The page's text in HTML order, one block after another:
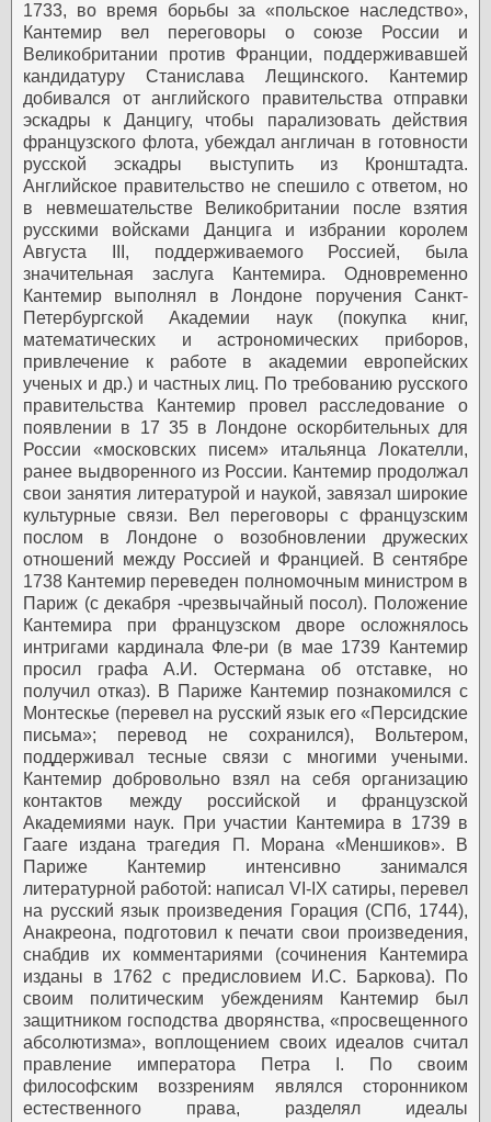
1733, во время борьбы за «польское наследство»,
Кантемир вел переговоры о союзе России и
Великобритании против Франции, поддерживавшей
кандидатуру Станислава Лещинского. Кантемир
добивался от английского правительства отправки
эскадры к Данцигу, чтобы парализовать действия
французского флота, убеждал англичан в готовности
русской эскадры выступить из Кронштадта.
Английское правительство не спешило с ответом, но
в невмешательстве Великобритании после взятия
русскими войсками Данцига и избрании королем
Августа III, поддерживаемого Россией, была
значительная заслуга Кантемира. Одновременно
Кантемир выполнял в Лондоне поручения Санкт-
Петербургской Академии наук (покупка книг,
математических и астрономических приборов,
привлечение к работе в академии европейских
ученых и др.) и частных лиц. По требованию русского
правительства Кантемир провел расследование о
появлении в 17 35 в Лондоне оскорбительных для
России «московских писем» итальянца Локателли,
ранее выдворенного из России. Кантемир продолжал
свои занятия литературой и наукой, завязал широкие
культурные связи. Вел переговоры с французским
послом в Лондоне о возобновлении дружеских
отношений между Россией и Францией. В сентябре
1738 Кантемир переведен полномочным министром в
Париж (с декабря -чрезвычайный посол). Положение
Кантемира при французском дворе осложнялось
интригами кардинала Фле-ри (в мае 1739 Кантемир
просил графа А.И. Остермана об отставке, но
получил отказ). В Париже Кантемир познакомился с
Монтескье (перевел на русский язык его «Персидские
письма»; перевод не сохранился), Вольтером,
поддерживал тесные связи с многими учеными.
Кантемир добровольно взял на себя организацию
контактов между российской и французской
Академиями наук. При участии Кантемира в 1739 в
Гааге издана трагедия П. Морана «Меншиков». В
Париже Кантемир интенсивно занимался
литературной работой: написал VI-IX сатиры, перевел
на русский язык произведения Горация (СПб, 1744),
Анакреона, подготовил к печати свои произведения,
снабдив их комментариями (сочинения Кантемира
изданы в 1762 с предисловием И.С. Баркова). По
своим политическим убеждениям Кантемир был
защитником господства дворянства, «просвещенного
абсолютизма», воплощением своих идеалов считал
правление императора Петра I. По своим
философским воззрениям являлся сторонником
естественного права, разделял идеалы